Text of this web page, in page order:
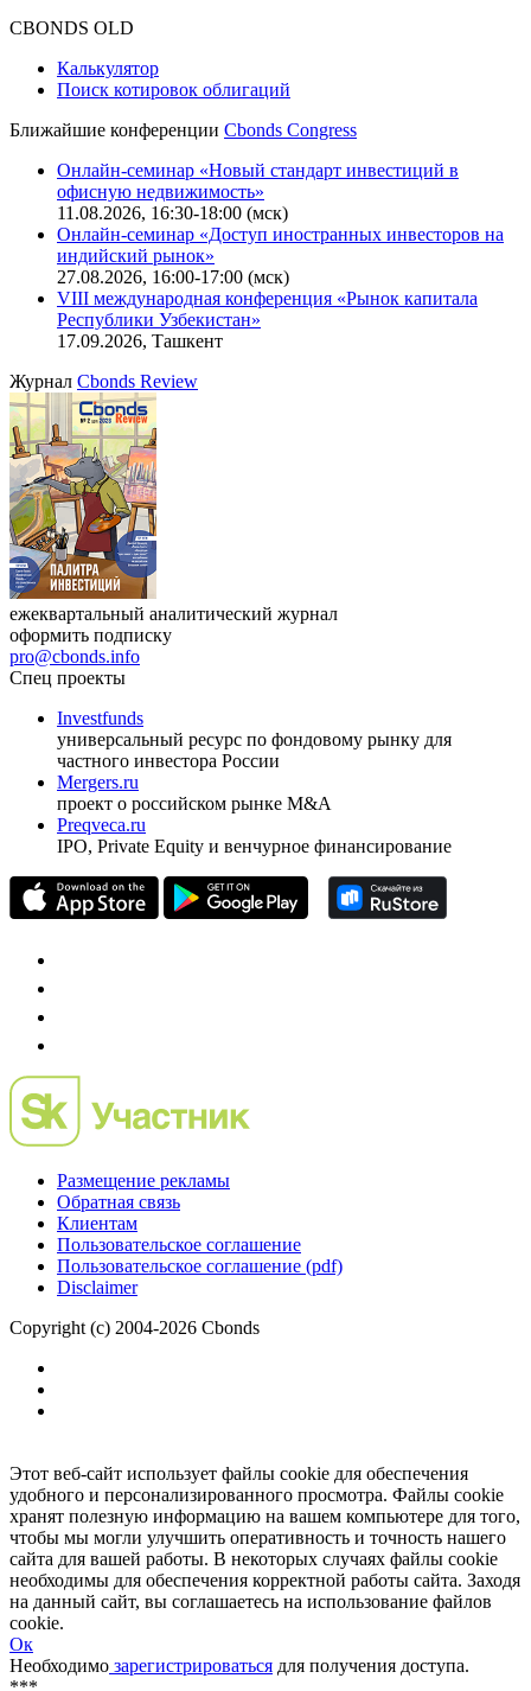
CBONDS OLD
Калькулятор
Поиск котировок облигаций
Ближайшие конференции Cbonds Congress
Онлайн-семинар «Новый стандарт инвестиций в
офисную недвижимость»
11.08.2026, 16:30-18:00 (мск)
Онлайн-семинар «Доступ иностранных инвесторов на
индийский рынок»
27.08.2026, 16:00-17:00 (мск)
VIII международная конференция «Рынок капитала
Республики Узбекистан»
17.09.2026, Ташкент
Журнал Cbonds Review
ежеквартальный аналитический журнал
оформить подписку
pro@cbonds.info
Спец проекты
Investfunds
универсальный ресурс по фондовому рынку для
частного инвестора России
Mergers.ru
проект о российском рынке M&A
Preqveca.ru
IPO, Private Equity и венчурное финансирование
Размещение рекламы
Обратная связь
Клиентам
Пользовательское соглашение
Пользовательское соглашение (pdf)
Disclaimer
Copyright (c) 2004-2026 Cbonds
Этот веб-сайт использует файлы cookie для обеспечения
удобного и персонализированного просмотра. Файлы cookie
хранят полезную информацию на вашем компьютере для того,
чтобы мы могли улучшить оперативность и точность нашего
сайта для вашей работы. В некоторых случаях файлы cookie
необходимы для обеспечения корректной работы сайта. Заходя
на данный сайт, вы соглашаетесь на использование файлов
cookie.
Ок
Необходимо зарегистрироваться для получения доступа.
***